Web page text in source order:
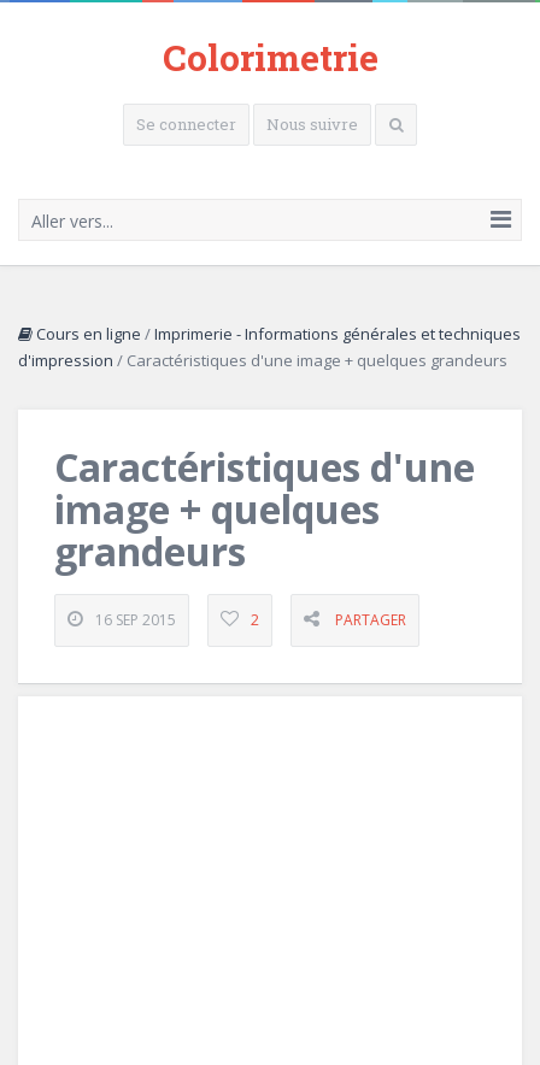
Colorimetrie
Se connecter Nous suivre
Aller vers...
Cours en ligne /Imprimerie - Informations générales et techniques
d'impression / Caractéristiques d'une image + quelques grandeurs
Caractéristiques d'une
image + quelques
grandeurs
16 SEP 2015 2 PARTAGER